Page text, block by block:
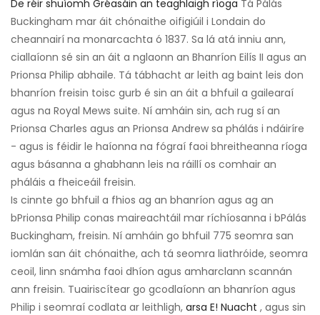
De réir shuíomh Gréasáin an teaghlaigh ríoga Tá Pálás
Buckingham mar áit chónaithe oifigiúil i Londain do
cheannairí na monarcachta ó 1837. Sa lá atá inniu ann,
ciallaíonn sé sin an áit a nglaonn an Bhanríon Eilís II agus an
Prionsa Philip abhaile. Tá tábhacht ar leith ag baint leis don
bhanríon freisin toisc gurb é sin an áit a bhfuil a gailearaí
agus na Royal Mews suite. Ní amháin sin, ach rug sí an
Prionsa Charles agus an Prionsa Andrew sa phálás i ndáiríre
- agus is féidir le haíonna na fógraí faoi bhreitheanna ríoga
agus básanna a ghabhann leis na ráillí os comhair an
pháláis a fheiceáil freisin.
Is cinnte go bhfuil a fhios ag an bhanríon agus ag an
bPrionsa Philip conas maireachtáil mar ríchíosanna i bPálás
Buckingham, freisin. Ní amháin go bhfuil 775 seomra san
iomlán san áit chónaithe, ach tá seomra liathróide, seomra
ceoil, linn snámha faoi dhíon agus amharclann scannán
ann freisin. Tuairiscítear go gcodlaíonn an bhanríon agus
Philip i seomraí codlata ar leithligh, arsa E! Nuacht , agus sin